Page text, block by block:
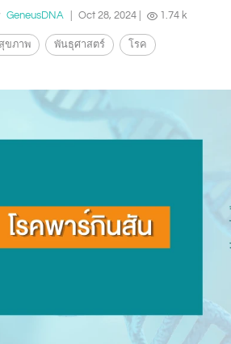
GeneusDNA Oct 28, 2024 1.74 k
สุขภาพ พันธุศาสตร์ โรค